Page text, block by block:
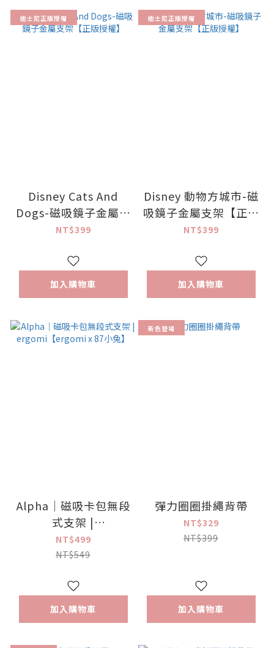
迪士尼正版授權
Disney Cats And
Dogs-磁吸鏡子金屬支
架【正版授權】
NT$399
加入購物車
迪士尼正版授權
Disney 動物方城市-磁
吸鏡子金屬支架【正版
授權】
NT$399
加入購物車
Alpha｜磁吸卡包無段
式支架 |
ergomi【ergomi x
87小兔】
NT$499
NT$549
加入購物車
新色登場
彈力圈圈掛繩背帶
NT$329
NT$399
加入購物車